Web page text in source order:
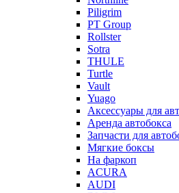
Piligrim
PT Group
Rollster
Sotra
THULE
Turtle
Vault
Yuago
Аксессуары для
Аренда автобокса
Запчасти для
Мягкие боксы
На фаркоп
ACURA
AUDI